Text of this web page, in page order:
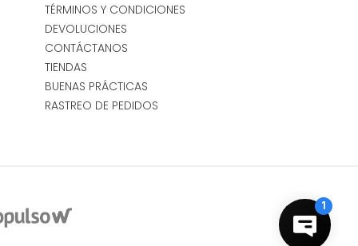
TÉRMINOS Y CONDICIONES
DEVOLUCIONES
CONTÁCTANOS
TIENDAS
BUENAS PRÁCTICAS
RASTREO DE PEDIDOS